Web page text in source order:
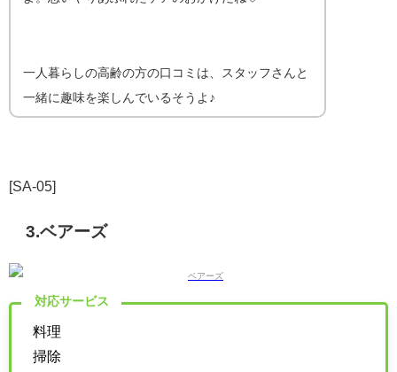
一人暮らしの高齢の方の口コミは、スタッフさんと
一緒に趣味を楽しんでいるそうよ♪
[SA-05]
3.ベアーズ
対応サービス
料理
掃除